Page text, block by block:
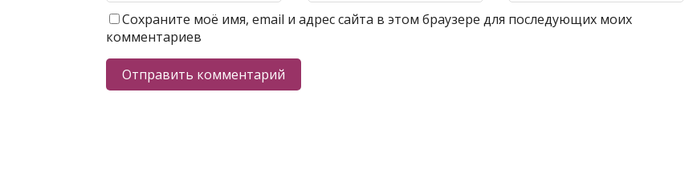
Сохраните моё имя, email и адрес сайта в этом браузере для последующих моих
комментариев